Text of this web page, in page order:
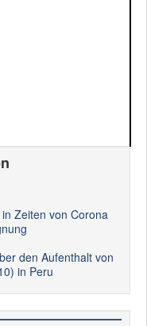
Zeiten von Corona
den Aufenthalt von
in Peru